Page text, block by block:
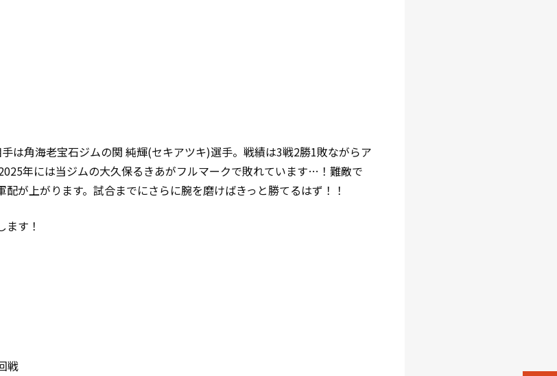
は角海老宝石ジムの関 純輝(セキアツキ)選手。戦績は3戦2勝1敗ながらア
年には当ジムの大久保るきあがフルマークで敗れています…！難敵で
が上がります。試合までにさらに腕を磨けばきっと勝てるはず！！
す！
戦